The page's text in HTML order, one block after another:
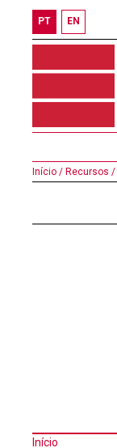
PT EN
Início / Recursos /
Início